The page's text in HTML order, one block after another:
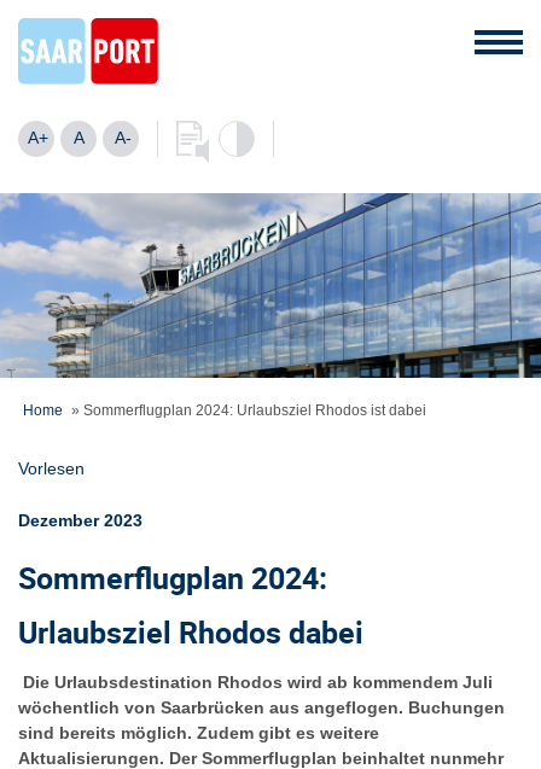
A+ A A-
Home » Sommerflugplan 2024: Urlaubsziel Rhodos ist dabei
Vorlesen
Dezember 2023
Sommerflugplan 2024:
Urlaubsziel Rhodos dabei
Die Urlaubsdestination Rhodos wird ab kommendem Juli
wöchentlich von Saarbrücken aus angeflogen. Buchungen
sind bereits möglich. Zudem gibt es weitere
Aktualisierungen. Der Sommerflugplan beinhaltet nunmehr